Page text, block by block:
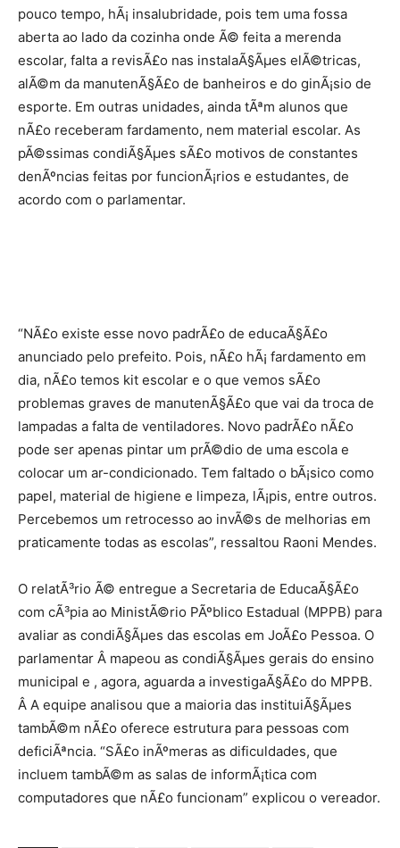
pouco tempo, hÃ¡ insalubridade, pois tem uma fossa
aberta ao lado da cozinha onde Ã© feita a merenda
escolar, falta a revisÃ£o nas instalaÃ§Ãµes elÃ©tricas,
alÃ©m da manutenÃ§Ã£o de banheiros e do ginÃ¡sio de
esporte. Em outras unidades, ainda tÃªm alunos que
nÃ£o receberam fardamento, nem material escolar. As
pÃ©ssimas condiÃ§Ãµes sÃ£o motivos de constantes
denÃºncias feitas por funcionÃ¡rios e estudantes, de
acordo com o parlamentar.
“NÃ£o existe esse novo padrÃ£o de educaÃ§Ã£o
anunciado pelo prefeito. Pois, nÃ£o hÃ¡ fardamento em
dia, nÃ£o temos kit escolar e o que vemos sÃ£o
problemas graves de manutenÃ§Ã£o que vai da troca de
lampadas a falta de ventiladores. Novo padrÃ£o nÃ£o
pode ser apenas pintar um prÃ©dio de uma escola e
colocar um ar-condicionado. Tem faltado o bÃ¡sico como
papel, material de higiene e limpeza, lÃ¡pis, entre outros.
Percebemos um retrocesso ao invÃ©s de melhorias em
praticamente todas as escolas”, ressaltou Raoni Mendes.
O relatÃ³rio Ã© entregue a Secretaria de EducaÃ§Ã£o
com cÃ³pia ao MinistÃ©rio PÃºblico Estadual (MPPB) para
avaliar as condiÃ§Ãµes das escolas em JoÃ£o Pessoa. O
parlamentar Â mapeou as condiÃ§Ãµes gerais do ensino
municipal e , agora, aguarda a investigaÃ§Ã£o do MPPB.
Â A equipe analisou que a maioria das instituiÃ§Ãµes
tambÃ©m nÃ£o oferece estrutura para pessoas com
deficiÃªncia. “SÃ£o inÃºmeras as dificuldades, que
incluem tambÃ©m as salas de informÃ¡tica com
computadores que nÃ£o funcionam” explicou o vereador.